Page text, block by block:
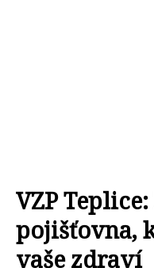
VZP
pojišťovna,
vaše zdraví